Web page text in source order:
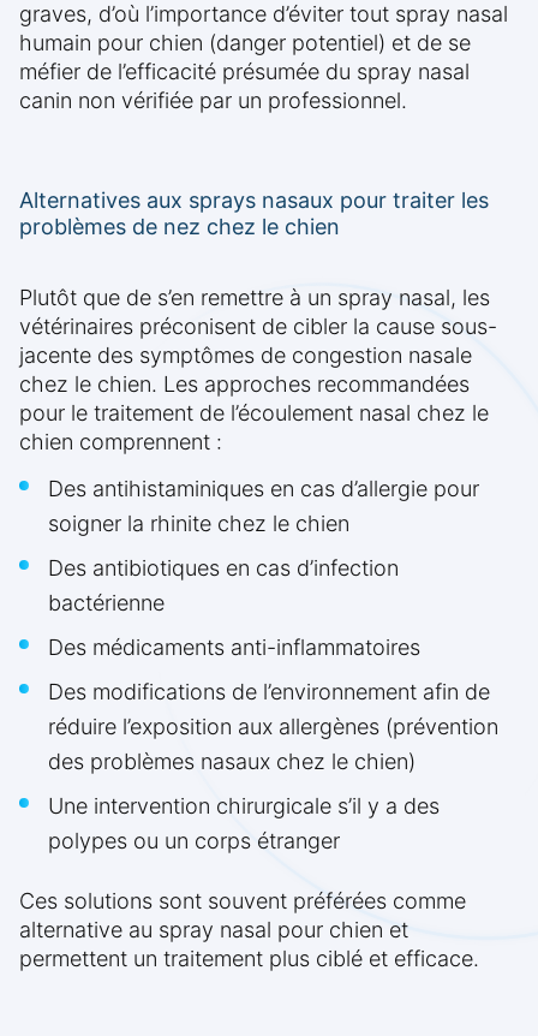
graves, d’où l’importance d’éviter tout spray nasal
humain pour chien (danger potentiel) et de se
méfier de l’efficacité présumée du spray nasal
canin non vérifiée par un professionnel.
Alternatives aux sprays nasaux pour traiter les
problèmes de nez chez le chien
Plutôt que de s’en remettre à un spray nasal, les
vétérinaires préconisent de cibler la cause sous-
jacente des symptômes de congestion nasale
chez le chien. Les approches recommandées
pour le traitement de l’écoulement nasal chez le
chien comprennent :
Des antihistaminiques en cas d’allergie pour
soigner la rhinite chez le chien
Des antibiotiques en cas d’infection
bactérienne
Des médicaments anti-inflammatoires
Des modifications de l’environnement afin de
réduire l’exposition aux allergènes (prévention
des problèmes nasaux chez le chien)
Une intervention chirurgicale s’il y a des
polypes ou un corps étranger
Ces solutions sont souvent préférées comme
alternative au spray nasal pour chien et
permettent un traitement plus ciblé et efficace.